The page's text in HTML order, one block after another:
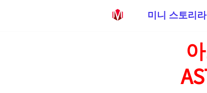
미니 스토리